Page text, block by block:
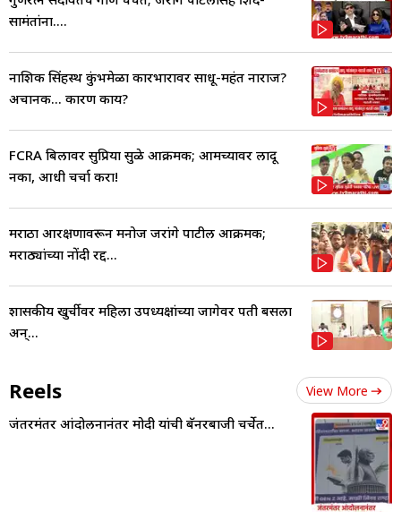
सामंतांना....
नाशिक सिंहस्थ कुंभमेळा कारभारावर साधू-महंत नाराज?
अचानक... कारण काय?
FCRA बिलावर सुप्रिया सुळे आक्रमक; आमच्यावर लादू
नका, आधी चर्चा करा!
मराठा आरक्षणावरून मनोज जरांगे पाटील आक्रमक;
मराठ्यांच्या नोंदी रद्द...
शासकीय खुर्चीवर महिला उपध्यक्षांच्या जागेवर पती बसला
अन्...
Reels View More
जंतरमंतर आंदोलनानंतर मोदी यांची बॅनरबाजी चर्चेत...